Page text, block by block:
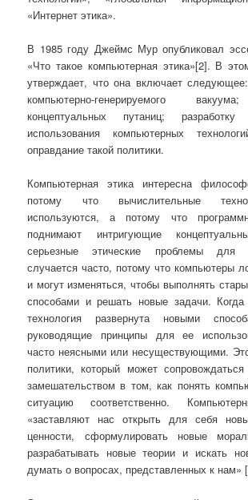
«Интернет этика».
В 1985 году Джеймс Мур опубликовал
«Что такое компьютерная этика»[2]. В
утверждает, что она включает
компьютерно-генерируемого
концептуальных путаниц;
использования компьютерных
оправдание такой политики.
Компьютерная этика интересна
потому что вычислительные
используются, а потому что
поднимают интригующие
серьезные этические проблемы для
случается часто, потому что компьютеры
и могут изменяться, чтобы выполнять
способами и решать новые задачи. Когда
технология развернута новыми
руководящие принципы для ее
часто неясными или несуществующими.
политики, который может сопровождаться
замешательством в том, как понять
ситуацию соответственно.
«заставляют нас открыть для себя
ценности, сформулировать новые
разрабатывать новые теории и искать
думать о вопросах, представленных к нам»